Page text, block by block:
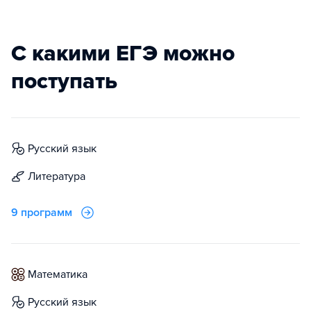
С какими ЕГЭ можно
поступать
русский язык
литература
9 программ
математика
русский язык